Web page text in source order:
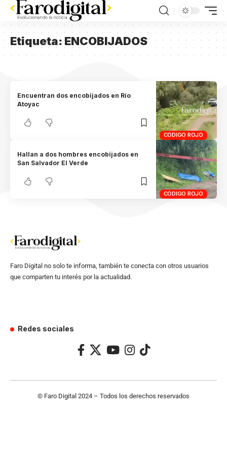
Etiqueta:ENCOBIJADOS
CÓDIGO ROJO
Encuentran dos encobijados en Río
Atoyac
CÓDIGO ROJO
Hallan a dos hombres encobijados en
San Salvador El Verde
Faro Digital no solo te informa, también te conecta con otros usuarios
que comparten tu interés por la actualidad.
Redes sociales
© Faro Digital 2024 – Todos los derechos reservados